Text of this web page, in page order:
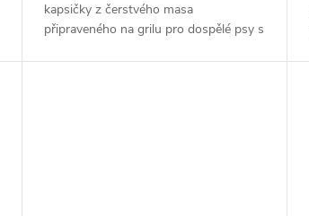
kapsičky z čerstvého masa
připraveného na grilu pro dospělé psy s